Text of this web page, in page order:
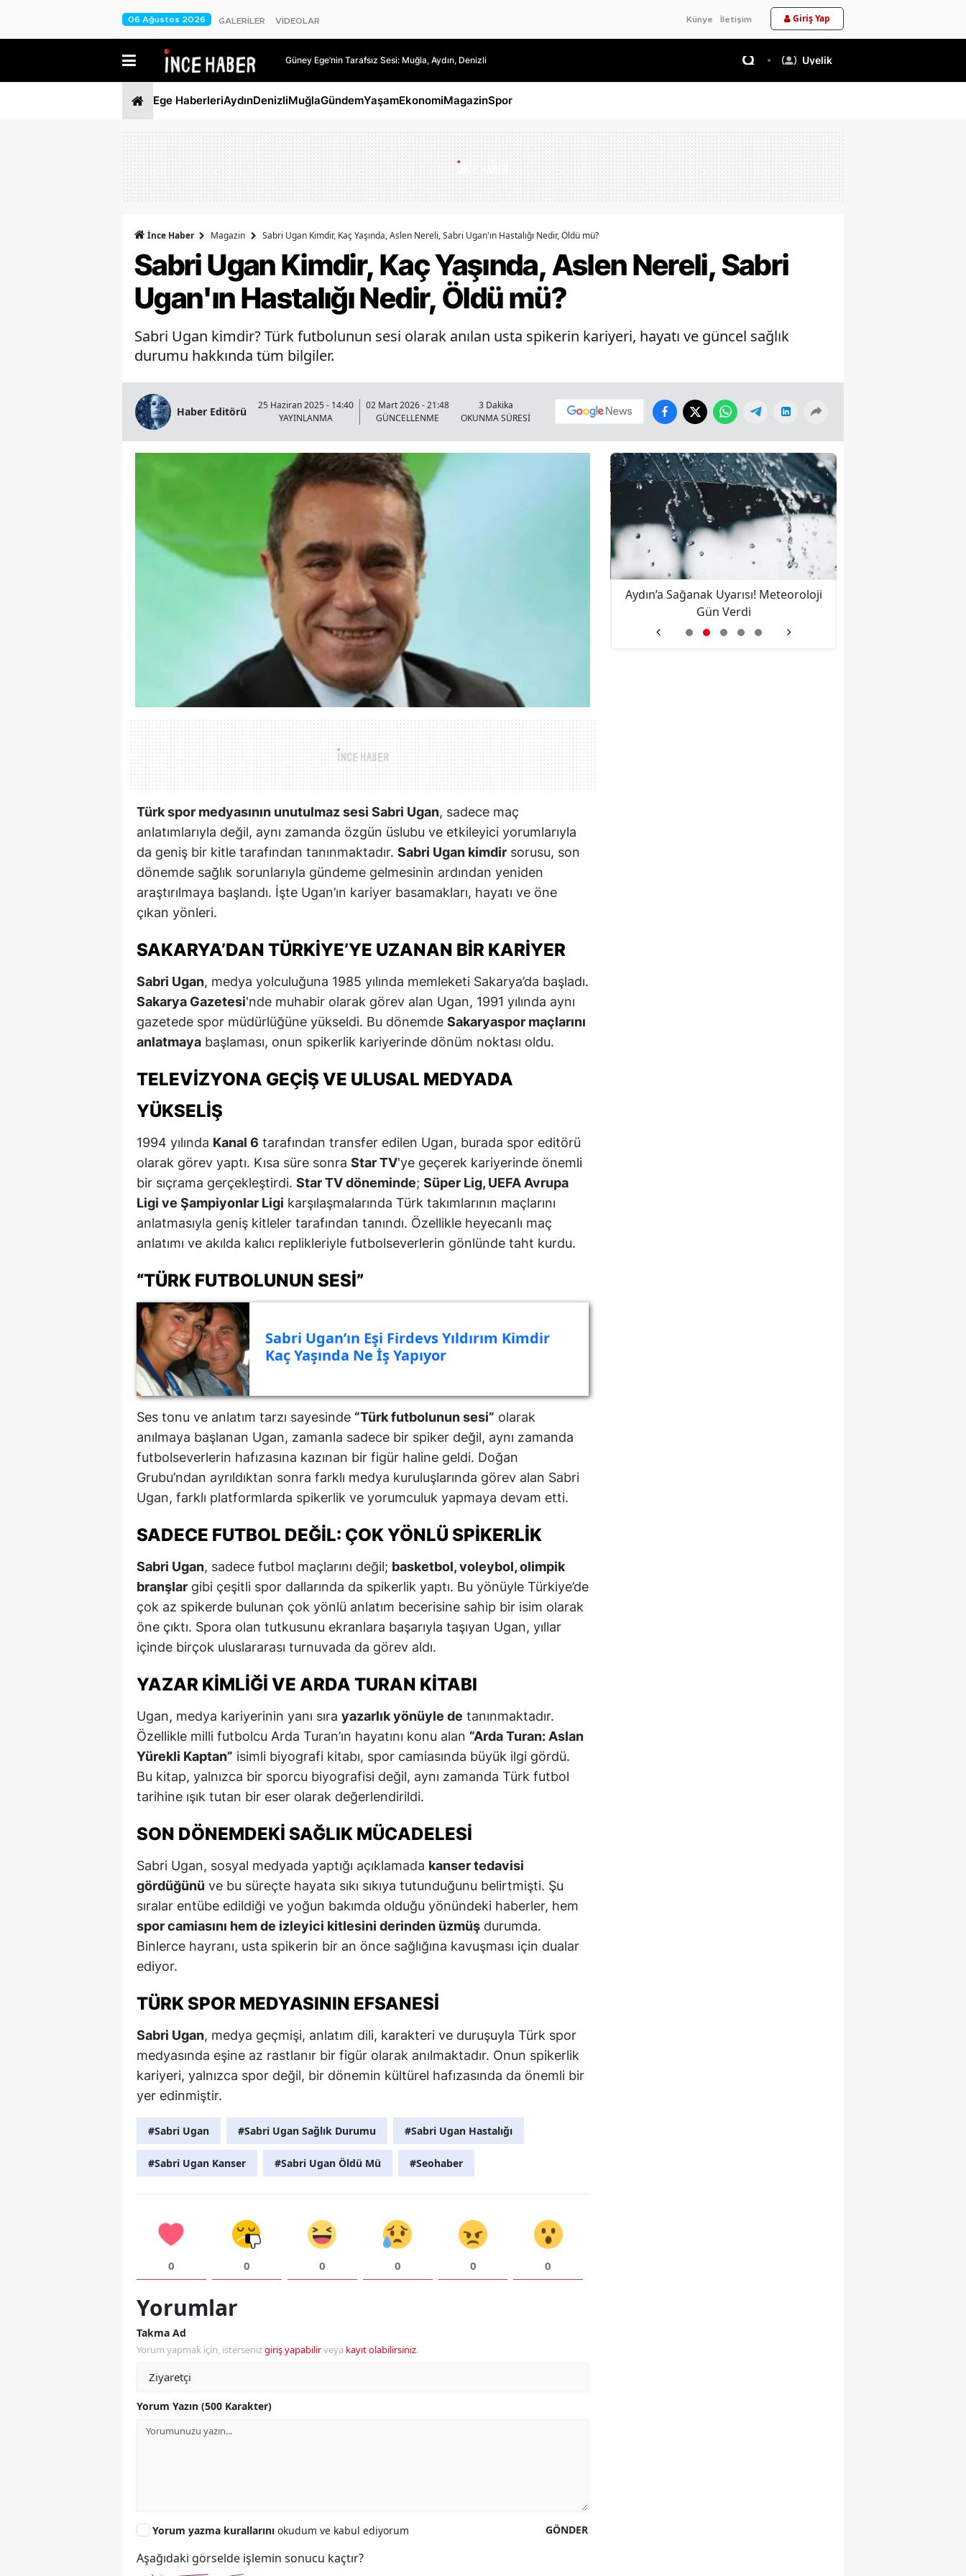
06 Ağustos 2026 GALERİLER VİDEOLAR Künye İletişim Giriş Yap
Güney Ege’nin Tarafsız Sesi: Muğla, Aydın, Denizli Üyelik
Ege HaberleriAydınDenizliMuğlaGündemYaşamEkonomiMagazinSpor
İnce Haber Magazin Sabri Ugan Kimdir, Kaç Yaşında, Aslen Nereli, Sabri Ugan'ın Hastalığı Nedir, Öldü mü?
Sabri Ugan Kimdir, Kaç Yaşında, Aslen Nereli, Sabri
Ugan'ın Hastalığı Nedir, Öldü mü?
Sabri Ugan kimdir? Türk futbolunun sesi olarak anılan usta spikerin kariyeri, hayatı ve güncel sağlık
durumu hakkında tüm bilgiler.
Haber Editörü
25 Haziran 2025 - 14:40
YAYINLANMA
02 Mart 2026 - 21:48
GÜNCELLENME
3 Dakika
OKUNMA SÜRESİ
Türk spor medyasının unutulmaz sesi Sabri Ugan, sadece maç
anlatımlarıyla değil, aynı zamanda özgün üslubu ve etkileyici yorumlarıyla
da geniş bir kitle tarafından tanınmaktadır. Sabri Ugan kimdir sorusu, son
dönemde sağlık sorunlarıyla gündeme gelmesinin ardından yeniden
araştırılmaya başlandı. İşte Ugan’ın kariyer basamakları, hayatı ve öne
çıkan yönleri.
SAKARYA’DAN TÜRKIYE’YE UZANAN BIR KARIYER
Sabri Ugan, medya yolculuğuna 1985 yılında memleketi Sakarya’da başladı.
Sakarya Gazetesi'nde muhabir olarak görev alan Ugan, 1991 yılında aynı
gazetede spor müdürlüğüne yükseldi. Bu dönemde Sakaryaspor maçlarını
anlatmaya başlaması, onun spikerlik kariyerinde dönüm noktası oldu.
TELEVIZYONA GEÇIŞ VE ULUSAL MEDYADA
YÜKSELIŞ
1994 yılında Kanal 6 tarafından transfer edilen Ugan, burada spor editörü
olarak görev yaptı. Kısa süre sonra Star TV'ye geçerek kariyerinde önemli
bir sıçrama gerçekleştirdi. Star TV döneminde; Süper Lig, UEFA Avrupa
Ligi ve Şampiyonlar Ligi karşılaşmalarında Türk takımlarının maçlarını
anlatmasıyla geniş kitleler tarafından tanındı. Özellikle heyecanlı maç
anlatımı ve akılda kalıcı replikleriyle futbolseverlerin gönlünde taht kurdu.
“TÜRK FUTBOLUNUN SESI”
Sabri Ugan’ın Eşi Firdevs Yıldırım Kimdir
Kaç Yaşında Ne İş Yapıyor
Ses tonu ve anlatım tarzı sayesinde “Türk futbolunun sesi” olarak
anılmaya başlanan Ugan, zamanla sadece bir spiker değil, aynı zamanda
futbolseverlerin hafızasına kazınan bir figür haline geldi. Doğan
Grubu’ndan ayrıldıktan sonra farklı medya kuruluşlarında görev alan Sabri
Ugan, farklı platformlarda spikerlik ve yorumculuk yapmaya devam etti.
SADECE FUTBOL DEĞIL: ÇOK YÖNLÜ SPIKERLIK
Sabri Ugan, sadece futbol maçlarını değil; basketbol, voleybol, olimpik
branşlar gibi çeşitli spor dallarında da spikerlik yaptı. Bu yönüyle Türkiye’de
çok az spikerde bulunan çok yönlü anlatım becerisine sahip bir isim olarak
öne çıktı. Spora olan tutkusunu ekranlara başarıyla taşıyan Ugan, yıllar
içinde birçok uluslararası turnuvada da görev aldı.
YAZAR KIMLIĞI VE ARDA TURAN KITABI
Ugan, medya kariyerinin yanı sıra yazarlık yönüyle de tanınmaktadır.
Özellikle milli futbolcu Arda Turan’ın hayatını konu alan “Arda Turan: Aslan
Yürekli Kaptan” isimli biyografi kitabı, spor camiasında büyük ilgi gördü.
Bu kitap, yalnızca bir sporcu biyografisi değil, aynı zamanda Türk futbol
tarihine ışık tutan bir eser olarak değerlendirildi.
SON DÖNEMDEKI SAĞLIK MÜCADELESI
Sabri Ugan, sosyal medyada yaptığı açıklamada kanser tedavisi
gördüğünü ve bu süreçte hayata sıkı sıkıya tutunduğunu belirtmişti. Şu
sıralar entübe edildiği ve yoğun bakımda olduğu yönündeki haberler, hem
spor camiasını hem de izleyici kitlesini derinden üzmüş durumda.
Binlerce hayranı, usta spikerin bir an önce sağlığına kavuşması için dualar
ediyor.
TÜRK SPOR MEDYASININ EFSANESI
Sabri Ugan, medya geçmişi, anlatım dili, karakteri ve duruşuyla Türk spor
medyasında eşine az rastlanır bir figür olarak anılmaktadır. Onun spikerlik
kariyeri, yalnızca spor değil, bir dönemin kültürel hafızasında da önemli bir
yer edinmiştir.
#Sabri Ugan #Sabri Ugan Sağlık Durumu #Sabri Ugan Hastalığı
#Sabri Ugan Kanser #Sabri Ugan Öldü Mü #Seohaber
0 0 0 0 0 0
Yorumlar
Takma Ad
Yorum yapmak için, istersenizgiriş yapabilirveya kayıt olabilirsiniz.
Yorum Yazın (500 Karakter)
GÖNDER
Yorum yazma kurallarını okudum ve kabul ediyorum
Aşağıdaki görselde işlemin sonucu kaçtır?
Çivril Gümüşsu'da Feci Çarpışma! 4
Yaralı Var
Buldan Karayolunda Korkutan Kaza!
Aydın’a Sağanak Uyarısı! Meteoroloji
Gün Verdi